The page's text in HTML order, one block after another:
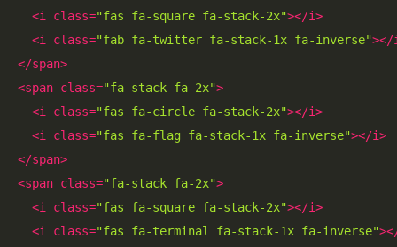
<i class="fas fa-square fa-stack-2x"></i>
<i class="fab fa-twitter fa-stack-1x fa-inverse"></
</span>
<span class="fa-stack fa-2x">
<i class="fas fa-circle fa-stack-2x"></i>
<i class="fas fa-flag fa-stack-1x fa-inverse"></i>
</span>
<span class="fa-stack fa-2x">
<i class="fas fa-square fa-stack-2x"></i>
<i class="fas fa-terminal fa-stack-1x fa-inverse">